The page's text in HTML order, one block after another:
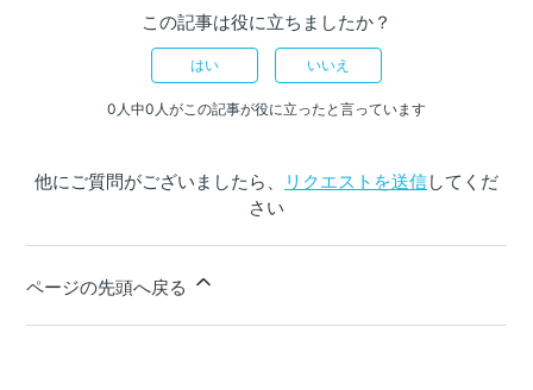
この記事は役に立ちましたか？
はい いいえ
0人中0人がこの記事が役に立ったと言っています
他にご質問がございましたら、 リクエストを送信してくだ
さい
ページの先頭へ戻る